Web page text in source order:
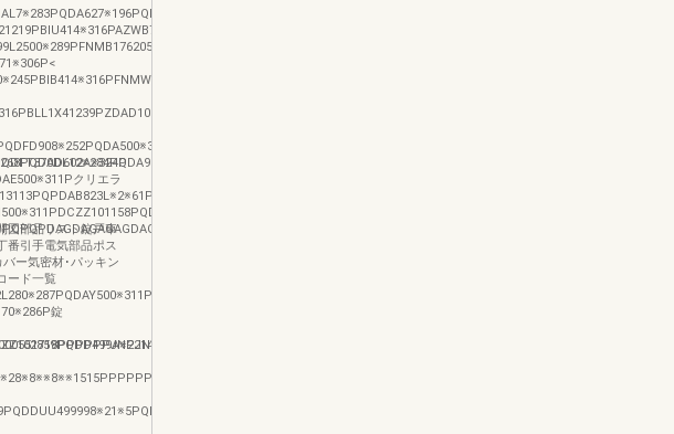
クリエラ
図部品リスト錠戸車
番引手電気部品ポス
ー気密材･パッキン
ード一覧
錠